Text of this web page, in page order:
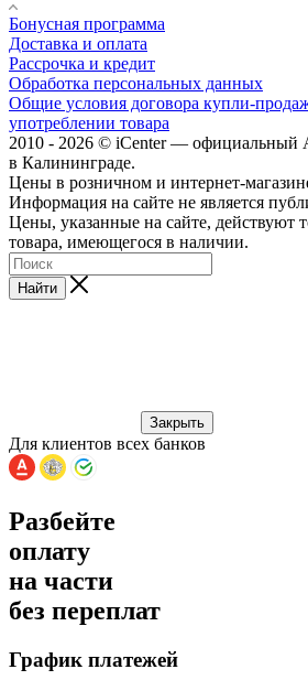
Бонусная программа
Доставка и оплата
Рассрочка и кредит
Обработка персональных данных
Общие условия договора купли-
употреблении товара
2010 - 2026 © iCenter — официальный
в Калининграде.
Цены в розничном и интернет-
Информация на сайте не является
Цены, указанные на сайте, действуют
товара, имеющегося в наличии.
Найти
Закрыть
Для клиентов всех банков
Разбейте
оплату
на части
без переплат
График платежей